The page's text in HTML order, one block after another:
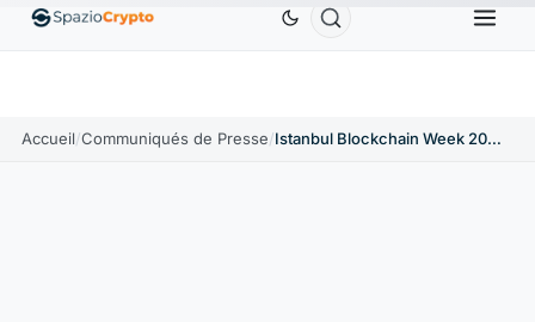
↑1.10% EthereumETH ↑1.90% Tether ↑0.00%
Accueil/Communiqués de Presse/ Istanbul Blockchain Week 2026 : de retour en juin